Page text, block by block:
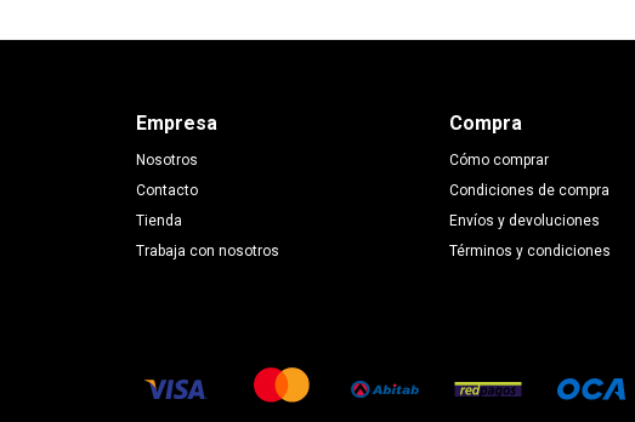
Empresa
Nosotros
Contacto
Tienda
Trabaja con nosotros
Compra
Cómo comprar
Condiciones de compra
Envíos y devoluciones
Términos y condiciones